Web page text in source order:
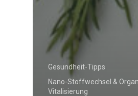
Gesundheit-Tipps
Nano-Stoffwechsel &
Vitalisierung